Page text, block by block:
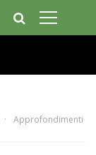
Approfondimenti